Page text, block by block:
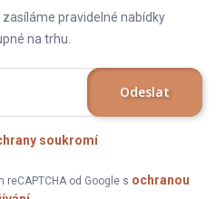
pravidelné nabídky
na trhu.
Odeslat
soukromí
od Google s ochranou